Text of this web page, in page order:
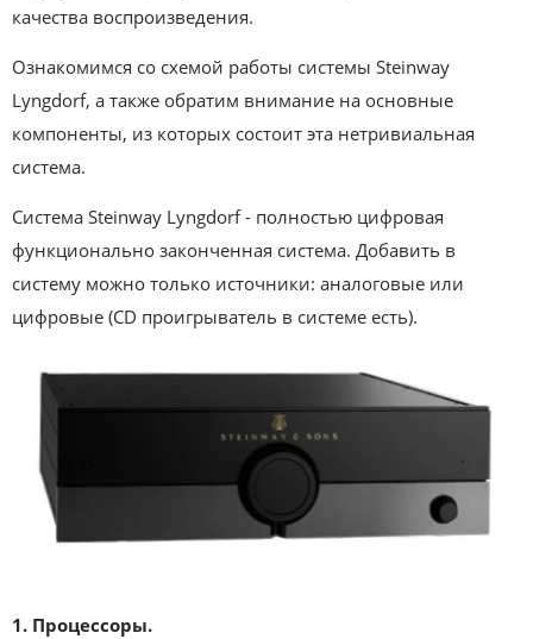
качества воспроизведения.
Ознакомимся со схемой работы системы Steinway
Lyngdorf, а также обратим внимание на основные
компоненты, из которых состоит эта нетривиальная
система.
Система Steinway Lyngdorf - полностью цифровая
функционально законченная система. Добавить в
систему можно только источники: аналоговые или
цифровые (CD проигрыватель в системе есть).
1. Процессоры.